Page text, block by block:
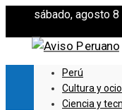
sábado, agosto 8
Perú
Cultura y ocio
Ciencia y